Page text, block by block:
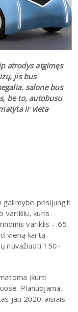
atrodys atgimęs
jis bus
salone bus
be to, autobusu
ir vieta
galimybe prisijungti
varikliu, kuris
variklis – 65
vieną kartą
nuvažiuoti 150-
įkurti
Planuojama,
jau 2020-aisiais.